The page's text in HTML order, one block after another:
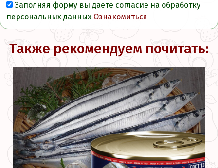
Заполняя форму вы даете согласие на обработку
персональных данных Ознакомиться
Также рекомендуем почитать: